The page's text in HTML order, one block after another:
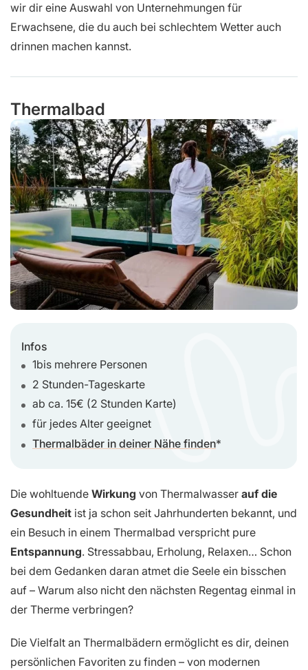
wir dir eine Auswahl von Unternehmungen für
Erwachsene, die du auch bei schlechtem Wetter auch
drinnen machen kannst.
Thermalbad
Infos
1bis mehrere Personen
2 Stunden-Tageskarte
ab ca. 15€ (2 Stunden Karte)
für jedes Alter geeignet
Thermalbäder in deiner Nähe finden
Die wohltuende Wirkung von Thermalwasser auf die
Gesundheit ist ja schon seit Jahrhunderten bekannt, und
ein Besuch in einem Thermalbad verspricht pure
Entspannung. Stressabbau, Erholung, Relaxen… Schon
bei dem Gedanken daran atmet die Seele ein bisschen
auf – Warum also nicht den nächsten Regentag einmal in
der Therme verbringen?
Die Vielfalt an Thermalbädern ermöglicht es dir, deinen
persönlichen Favoriten zu finden – von modernen